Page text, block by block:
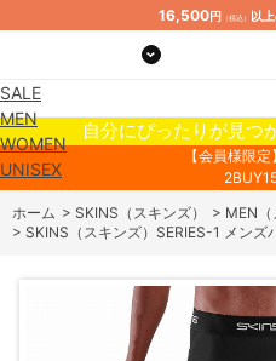
16,500円 （税込） 以
SALE
MEN
WOMEN
UNISEX
自分にぴったりが見つ
【会員様限
ホーム > SKINS（スキンズ） > MEN（
> SKINS（スキンズ）SERIES-1 メンズ